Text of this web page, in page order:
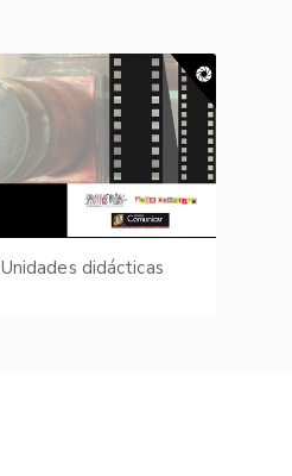
didácticas